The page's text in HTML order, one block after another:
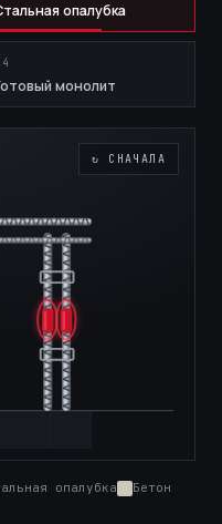
опалубка
монолит
↻ СНАЧАЛА
опалубка Бетон